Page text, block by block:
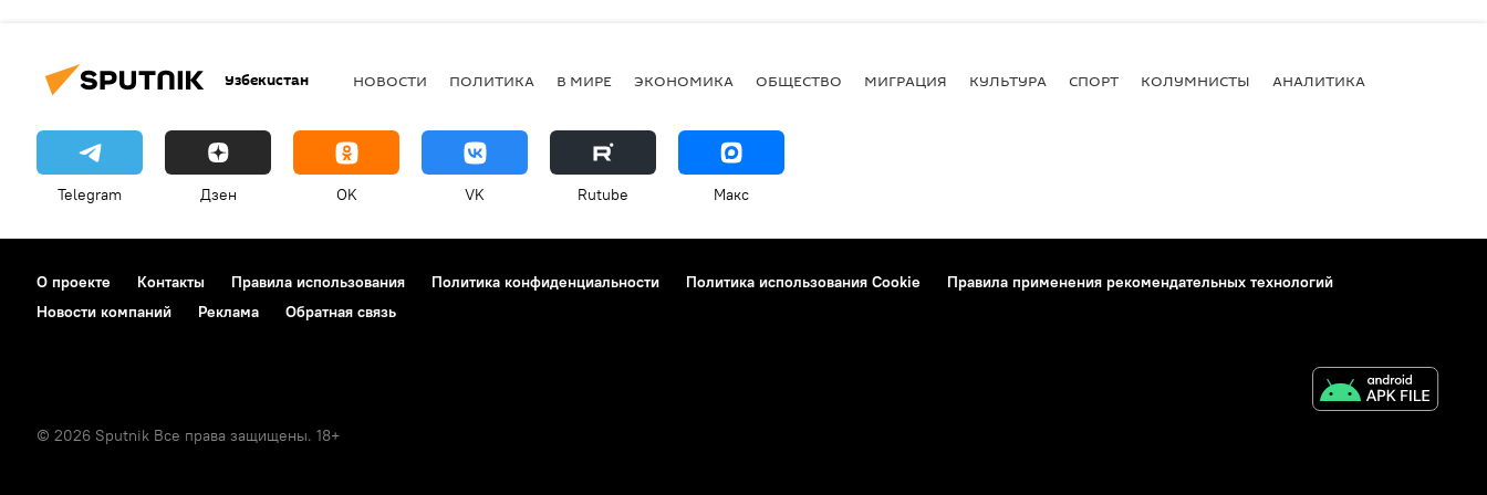
Узбекистан НОВОСТИ ПОЛИТИКА В МИРЕ ЭКОНОМИКА ОБЩЕСТВО МИГРАЦИЯ КУЛЬТУРА СПОРТ КОЛУМНИСТЫ АНАЛИТИКА
Telegram Дзен OK VK Rutube Макс
О проекте Контакты Правила использования Политика конфиденциальности Политика использования Cookie
Правила применения рекомендательных технологий
Новости компаний
Реклама Обратная связь
© 2026 Sputnik Все права защищены. 18+